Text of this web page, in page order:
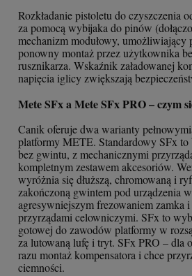
Rozkładanie pistoletu do czyszczenia
za pomocą wybijaka do pinów
mechanizm modułowy, umożliwiający
ponowny montaż przez użytkownika
rusznikarza. Wskaźnik załadowanej
napięcia iglicy zwiększają
Mete SFx a Mete SFx PRO – czym
Canik oferuje dwa warianty
platformy METE. Standardowy SFx
bez gwintu, z mechanicznymi
kompletnym zestawem akcesoriów.
wyróżnia się dłuższą, chromowaną i
zakończoną gwintem pod urządzenia
agresywniejszym frezowaniem zamka
przyrządami celowniczymi. SFx to
gotowej do zawodów platformy w
za lutowaną lufę i tryt. SFx PRO – dla
razu montaż kompensatora i chce
ciemności.